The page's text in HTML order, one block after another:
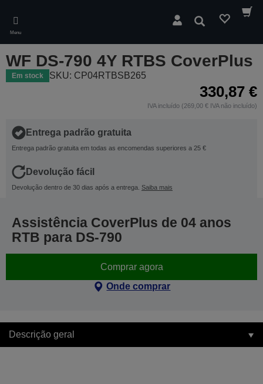
main
content
Menu
Pesquisar
WF DS-790 4Y RTBS CoverPlus
Em stock SKU: CP04RTBSB265
330,87 €
IVA incluído (269,00 € IVA não incluído)
Entrega padrão gratuita
Entrega padrão gratuita em todas as encomendas superiores a 25 €
Devolução fácil
Devolução dentro de 30 dias após a entrega. Saiba mais
Assistência CoverPlus de 04 anos
RTB para DS-790
Comprar agora
Onde comprar
Descrição geral